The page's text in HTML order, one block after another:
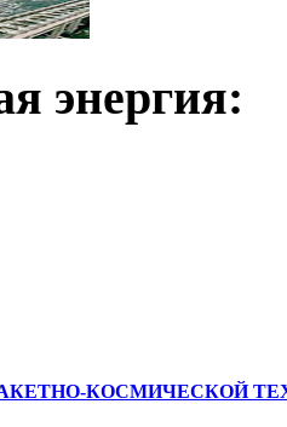
энергия:
КОСМИЧЕСКОЙ